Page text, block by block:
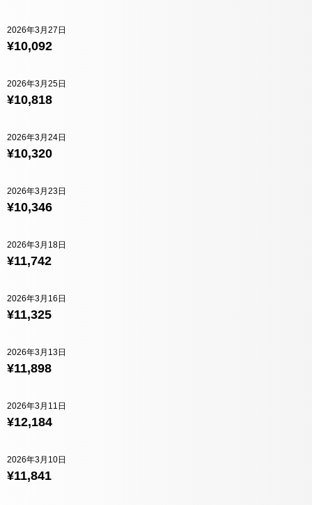
¥10,092
2026年3月27日
¥10,818
2026年3月25日
¥10,320
2026年3月24日
¥10,346
2026年3月23日
¥11,742
2026年3月18日
¥11,325
2026年3月16日
¥11,898
2026年3月13日
¥12,184
2026年3月11日
¥11,841
2026年3月10日